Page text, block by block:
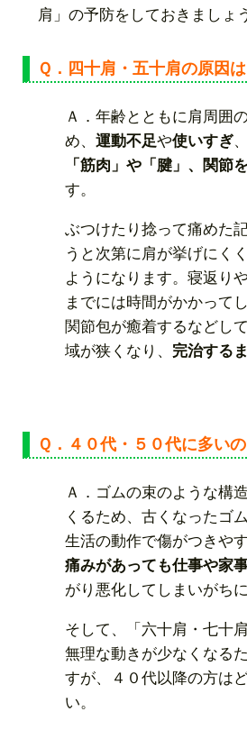
肩」の予防をしておきましょ
Ｑ．四十肩・五十肩の原因は
Ａ．年齢とともに肩周囲
め、 運動不足や使いすぎ、
「筋肉」や「腱」、関節
す。
ぶつけたり捻って痛めた
うと次第に肩が挙げにく
ようになります。寝返り
までには時間がかかって
関節包が癒着するなどし
域が狭くなり、 完治する
Ｑ．４０代・５０代に多い
Ａ．ゴムの束のような構
くるため、古くなったゴ
生活の動作で傷がつきや
痛みがあっても仕事や家
がり悪化してしまいがち
そして、「六十肩・七十
無理な動きが少なくなる
すが、４０代以降の方は
い。